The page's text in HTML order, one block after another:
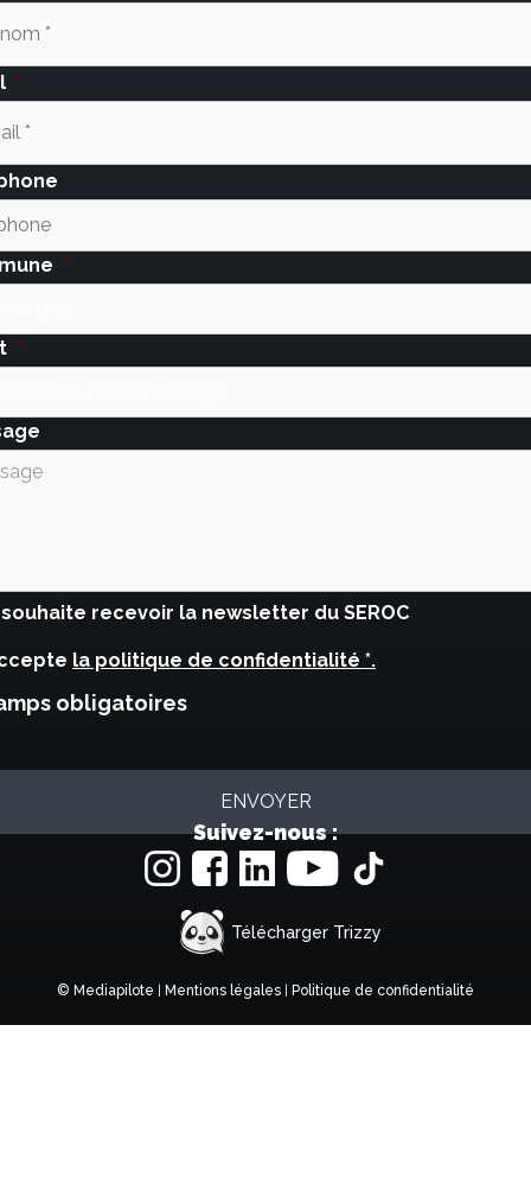
*
*
*
recevoir la newsletter du SEROC
la politique de confidentialité *.
obligatoires
Suivez-nous :
Télécharger Trizzy
© Mediapilote Mentions légales Politique de confidentialité